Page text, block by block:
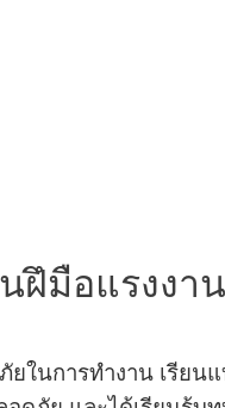
มือแรงงาน
ในการทำงาน เรียน